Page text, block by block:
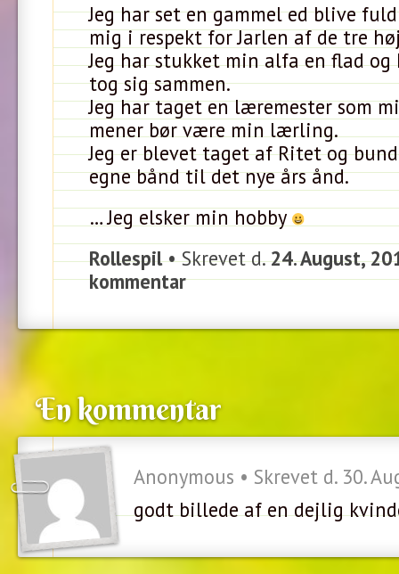
Jeg har set en gammel ed blive
mig i respekt for Jarlen af de tre
Jeg har stukket min alfa en flad
tog sig sammen.
Jeg har taget en læremester som
mener bør være min lærling.
Jeg er blevet taget af Ritet og
egne bånd til det nye års ånd.
… Jeg elsker min hobby
Rollespil• Skrevet d.24. August,
kommentar
En kommentar
Anonymous • Skrevet d. 30.
godt billede af en dejlig